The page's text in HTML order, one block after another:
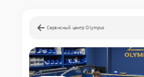
Сервисный центр Olympus